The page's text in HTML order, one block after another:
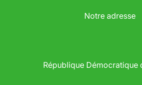
Notre adresse
République Démocratique